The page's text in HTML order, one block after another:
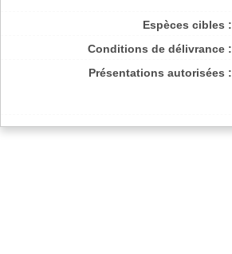
Espèces cibles :
Conditions de délivrance :
Présentations autorisées :